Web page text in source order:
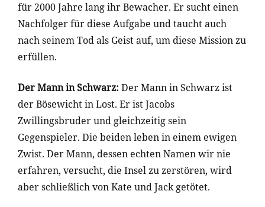
für 2000 Jahre lang ihr Bewacher. Er sucht einen
Nachfolger für diese Aufgabe und taucht auch
nach seinem Tod als Geist auf, um diese Mission zu
erfüllen.
Der Mann in Schwarz: Der Mann in Schwarz ist
der Bösewicht in Lost. Er ist Jacobs
Zwillingsbruder und gleichzeitig sein
Gegenspieler. Die beiden leben in einem ewigen
Zwist. Der Mann, dessen echten Namen wir nie
erfahren, versucht, die Insel zu zerstören, wird
aber schließlich von Kate und Jack getötet.